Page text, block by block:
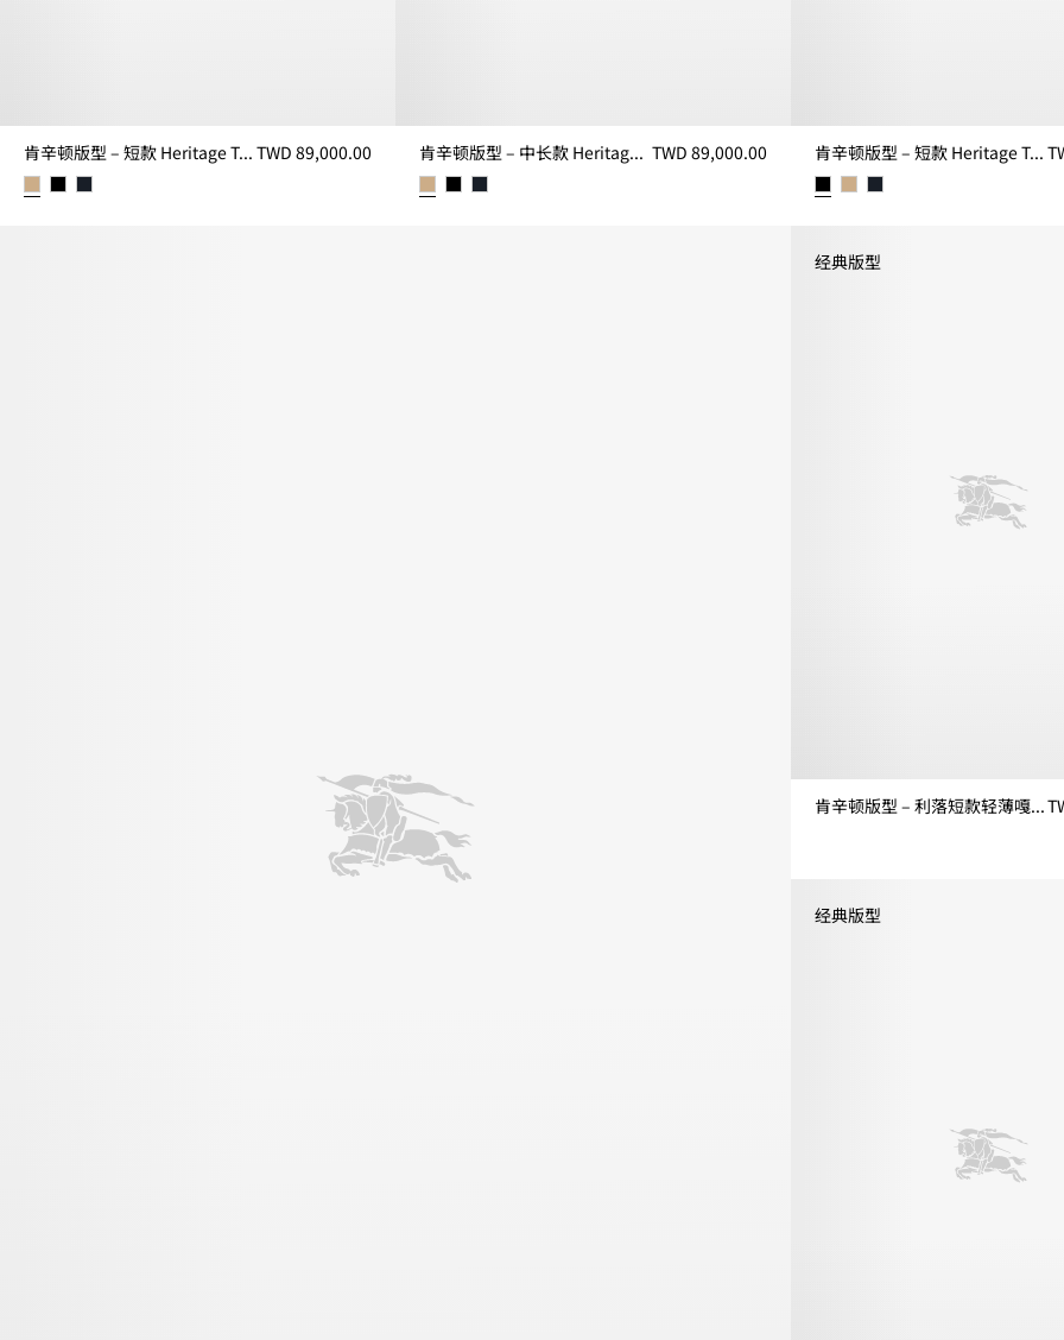
肯辛顿版型 – 短款 Heritage Trench 风衣 TWD 89,000.00 肯辛顿版型 – 中长款 Heritage Trench 风衣 TWD 89,000.00 肯辛顿版型 – 短款 Heritage Trench 风衣
经典版型
肯辛顿版型 – 利落短款轻薄嘎巴甸 Trench 风衣
经典版型